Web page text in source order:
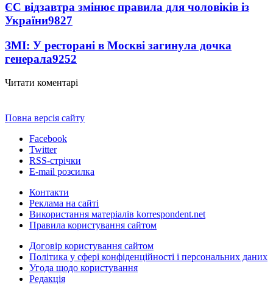
ЄС відзавтра змінює правила для чоловіків із
України9827
ЗМІ: У ресторані в Москві загинула дочка
генерала9252
Читати коментарі
Повна версія сайту
Facebook
Twitter
RSS-стрічки
E-mail розсилка
Контакти
Реклама на сайті
Використання матеріалів korrespondent.net
Правила користування сайтом
Договір користування сайтом
Політика у сфері конфіденційності і персональних даних
Угода щодо користування
Редакція